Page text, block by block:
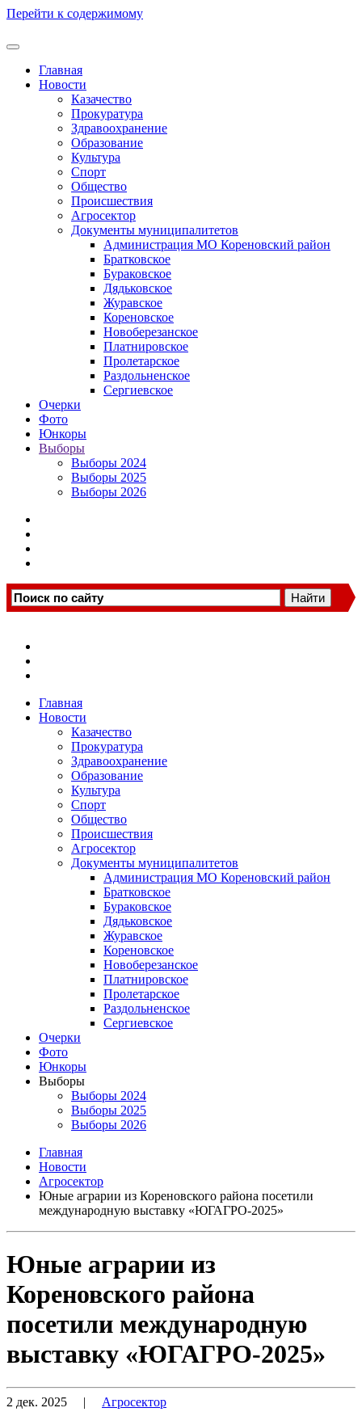
Перейти к содержимому
Главная
Новости
Казачество
Прокуратура
Здравоохранение
Образование
Культура
Спорт
Общество
Происшествия
Агросектор
Документы муниципалитетов
Администрация МО Кореновский район
Братковское
Бураковское
Дядьковское
Журавское
Кореновское
Новоберезанское
Платнировское
Пролетарское
Раздольненское
Сергиевское
Очерки
Фото
Юнкоры
Выборы
Выборы 2024
Выборы 2025
Выборы 2026
Главная
Новости
Казачество
Прокуратура
Здравоохранение
Образование
Культура
Спорт
Общество
Происшествия
Агросектор
Документы муниципалитетов
Администрация МО Кореновский район
Братковское
Бураковское
Дядьковское
Журавское
Кореновское
Новоберезанское
Платнировское
Пролетарское
Раздольненское
Сергиевское
Очерки
Фото
Юнкоры
Выборы
Выборы 2024
Выборы 2025
Выборы 2026
Главная
Новости
Агросектор
Юные аграрии из Кореновского района посетили
международную выставку «ЮГАГРО-2025»
Юные аграрии из
Кореновского района
посетили международную
выставку «ЮГАГРО-2025»
2 дек. 2025 | Агросектор